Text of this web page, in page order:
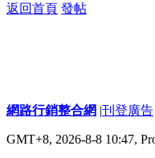
返回首頁 發帖
網路行銷整合網 |刊登廣告
GMT+8, 2026-8-8 10:47,